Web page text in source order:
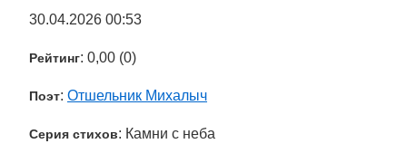
30.04.2026 00:53
Рейтинг: 0,00 (0)
Поэт: Отшельник Михалыч
Серия стихов: Камни с неба